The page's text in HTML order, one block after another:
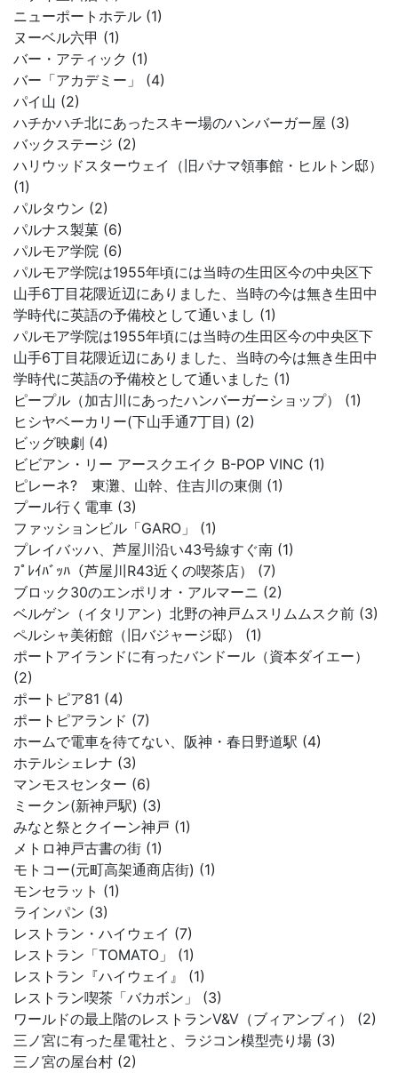
ニューポートホテル (1)
ヌーベル六甲 (1)
バー・アティック (1)
バー「アカデミー」 (4)
パイ山 (2)
ハチかハチ北にあったスキー場のハンバーガー屋 (3)
バックステージ (2)
ハリウッドスターウェイ（旧パナマ領事館・ヒルトン邸）
(1)
パルタウン (2)
パルナス製菓 (6)
パルモア学院 (6)
パルモア学院は1955年頃には当時の生田区今の中央区下
山手6丁目花隈近辺にありました、当時の今は無き生田中
学時代に英語の予備校として通いまし (1)
パルモア学院は1955年頃には当時の生田区今の中央区下
山手6丁目花隈近辺にありました、当時の今は無き生田中
学時代に英語の予備校として通いました (1)
ピープル（加古川にあったハンバーガーショップ） (1)
ヒシヤベーカリー(下山手通7丁目) (2)
ビッグ映劇 (4)
ビビアン・リー アースクエイク B-POP VINC (1)
ピレーネ? 東灘、山幹、住吉川の東側 (1)
プール行く電車 (3)
ファッションビル「GARO」 (1)
プレイバッハ、芦屋川沿い43号線すぐ南 (1)
ﾌﾟﾚｲﾊﾞｯﾊ（芦屋川R43近くの喫茶店） (7)
ブロック30のエンポリオ・アルマーニ (2)
ベルゲン（イタリアン）北野の神戸ムスリムムスク前 (3)
ペルシャ美術館（旧バジャージ邸） (1)
ポートアイランドに有ったバンドール（資本ダイエー）
(2)
ポートピア81 (4)
ポートピアランド (7)
ホームで電車を待てない、阪神・春日野道駅 (4)
ホテルシェレナ (3)
マンモスセンター (6)
ミークン(新神戸駅) (3)
みなと祭とクイーン神戸 (1)
メトロ神戸古書の街 (1)
モトコー(元町高架通商店街) (1)
モンセラット (1)
ラインパン (3)
レストラン・ハイウェイ (7)
レストラン「TOMATO」 (1)
レストラン『ハイウェイ』 (1)
レストラン喫茶「バカボン」 (3)
ワールドの最上階のレストランV&V（ブィアンブィ） (2)
三ノ宮に有った星電社と、ラジコン模型売り場 (3)
三ノ宮の屋台村 (2)